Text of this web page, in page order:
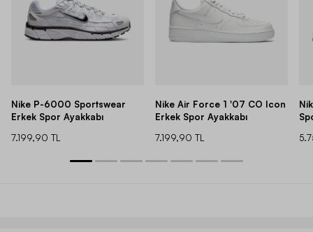
Nike P-6000 Sportswear
Erkek Spor Ayakkabı
7.199,90 TL
Nike Air Force 1 '07 CO Icon
Erkek Spor Ayakkabı
7.199,90 TL